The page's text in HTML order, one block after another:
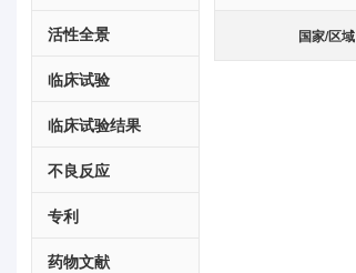
活性全景
临床试验
临床试验结果
不良反应
专利
药物文献
国家/区域